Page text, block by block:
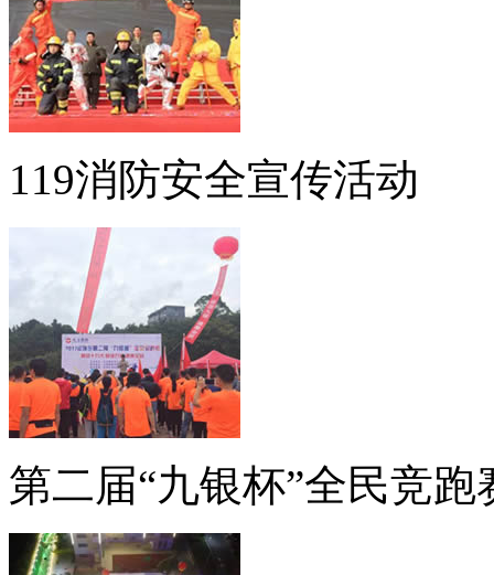
119消防安全宣传活动
第二届“九银杯”全民竞跑